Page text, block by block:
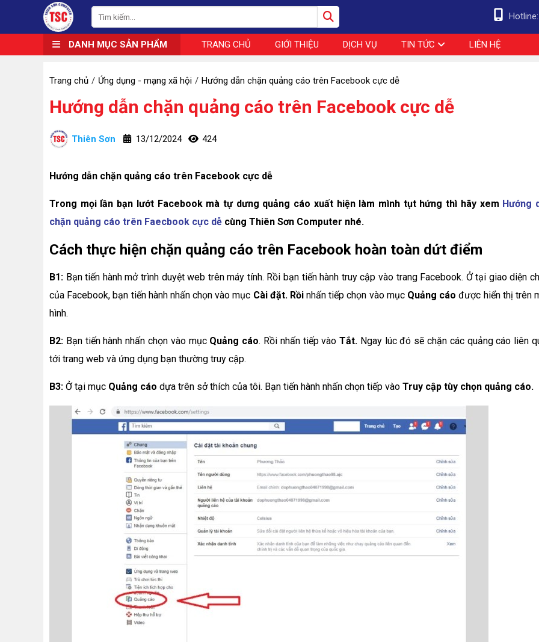
DANH MỤC SẢN PHẨM TRANG CHỦ GIỚI THIỆU DỊCH VỤ TIN TỨC LIÊN HỆ
Trang chủ Ứng dụng - mạng xã hội Hướng dẫn chặn quảng cáo trên Facebook cực dễ
Hướng dẫn chặn quảng cáo trên Facebook cực dễ
Thiên Sơn 13/12/2024 424
Hướng dẫn chặn quảng cáo trên Facebook cực dễ
Trong mọi lần bạn lướt Facebook mà tự dưng quảng cáo xuất hiện làm mình tụt hứng thì hãy xem Hướng
chặn quảng cáo trên Faecbook cực dễ cùng Thiên Sơn Computer nhé.
Cách thực hiện chặn quảng cáo trên Facebook hoàn toàn dứt điểm
B1: Bạn tiến hành mở trình duyệt web trên máy tính. Rồi bạn tiến hành truy cập vào trang Facebook. Ở tại giao diện
của Facebook, bạn tiến hành nhấn chọn vào mục Cài đặt. Rồinhấn tiếp chọn vào mụcQuảng cáođược hiển thị trên
hình.
B2: Bạn tiến hành nhấn chọn vào mục Quảng cáo. Rồi nhấn tiếp vàoTắt. Ngay lúc đó sẽ chặn các quảng cáo liên
tới trang web và ứng dụng bạn thường truy cập.
B3: Ở tại mục Quảng cáo dựa trên sở thích của tôi. Bạn tiến hành nhấn chọn tiếp vào Truy cập tùy chọn quảng cáo.